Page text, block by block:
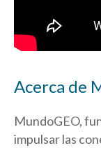
Acerca de
MundoGEO,
impulsar las